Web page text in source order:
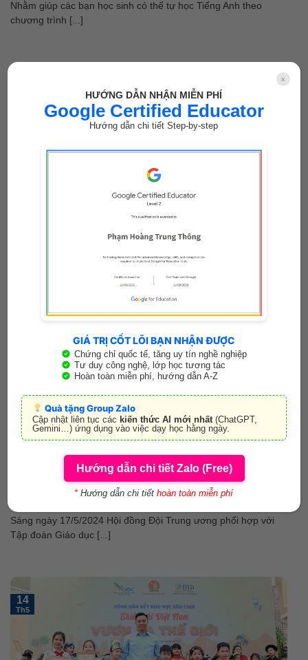
Nhằm giúp các bạn học sinh có thể tự học Tiếng Anh theo
chương trình [...]
Kỳ thi Tốt nghiệp THPT 2024 | Cập nhật mới nhất
Thông tin cập nhật mới nhất về Kỳ thi Tốt nghiệp THPT 2024,
Vòng bán kết Thiếu nhi Việt Nam – Vươn ra thế giới Khu vực
TP. Hồ Chí Minh
Sáng ngày 17/5/2024 Hội đồng Đội Trung ương phối hợp với
Tập đoàn Giáo dục [...]
14
Th5
HƯỚNG DẪN NHẬN MIỄN PHÍ
Google Certified Educator
Hướng dẫn chi tiết Step-by-step
GIÁ TRỊ CỐT LÕI BẠN NHẬN ĐƯỢC
Chứng chỉ quốc tế, tăng uy tín nghề nghiệp
Tư duy công nghệ, lớp học tương tác
Hoàn toàn miễn phí, hướng dẫn A-Z
Quà tặng Group Zalo
Cập nhật liên tục các kiến thức AI mới nhất(ChatGPT,
Gemini…) ứng dụng vào việc dạy học hằng ngày.
Hướng dẫn chi tiết Zalo (Free)
*Hướng dẫn chi tiếthoàn toàn miễn phí
x